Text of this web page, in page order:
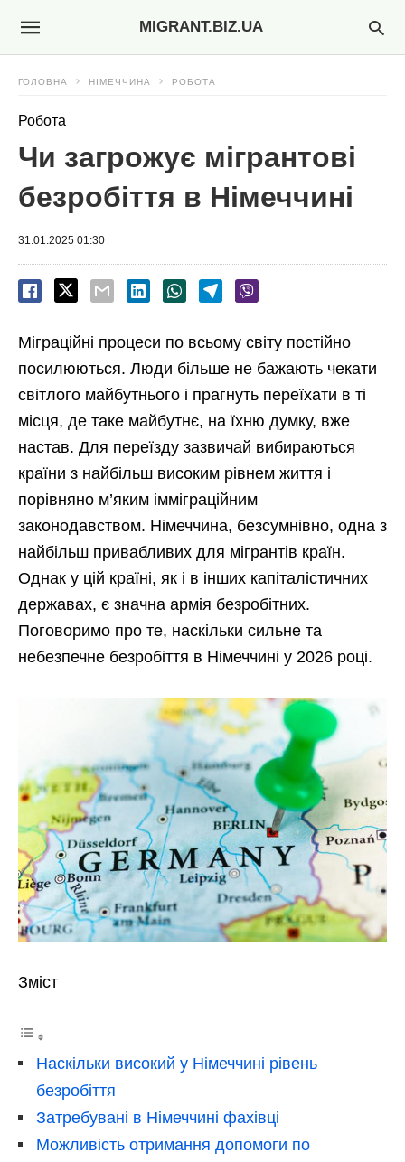
MIGRANT.BIZ.UA
ГОЛОВНА НІМЕЧЧИНА РОБОТА
Робота
Чи загрожує мігрантові
безробіття в Німеччині
31.01.2025 01:30
Міграційні процеси по всьому світу постійно
посилюються. Люди більше не бажають чекати
світлого майбутнього і прагнуть переїхати в ті
місця, де таке майбутнє, на їхню думку, вже
настав. Для переїзду зазвичай вибираються
країни з найбільш високим рівнем життя і
порівняно м’яким імміграційним
законодавством. Німеччина, безсумнівно, одна з
найбільш привабливих для мігрантів країн.
Однак у цій країні, як і в інших капіталістичних
державах, є значна армія безробітних.
Поговоримо про те, наскільки сильне та
небезпечне безробіття в Німеччині у 2026 році.
Зміст
Наскільки високий у Німеччині рівень
безробіття
Затребувані в Німеччині фахівці
Можливість отримання допомоги по